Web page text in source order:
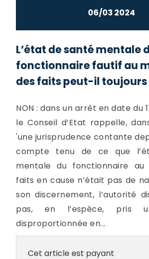
06/03 2024
L’état de santé mentale
fonctionnaire fautif au
des faits peut-il toujours
NON : dans un arrêt en date du
le Conseil d’Etat rappelle,
'une jurisprudence contante
compte tenu de ce que
mentale du fonctionnaire au
faits en cause n’était pas de
son discernement, l’autorité
pas, en l’espèce, pris
disproportionnée en...
Cet article est payant